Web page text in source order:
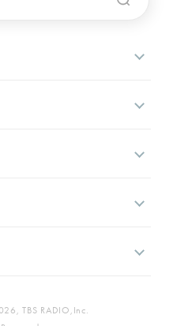
TBS RADIO,Inc.